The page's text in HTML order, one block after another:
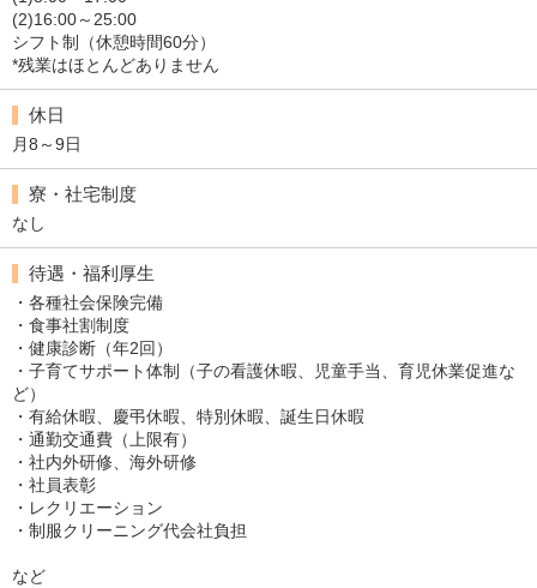
(2)16:00～25:00
シフト制（休憩時間60分）
*残業はほとんどありません
休日
月8～9日
寮・社宅制度
なし
待遇・福利厚生
・各種社会保険完備
・食事社割制度
・健康診断（年2回）
・子育てサポート体制（子の看護休暇、児童手当、育児休業促進な
ど）
・有給休暇、慶弔休暇、特別休暇、誕生日休暇
・通勤交通費（上限有）
・社内外研修、海外研修
・社員表彰
・レクリエーション
・制服クリーニング代会社負担
など